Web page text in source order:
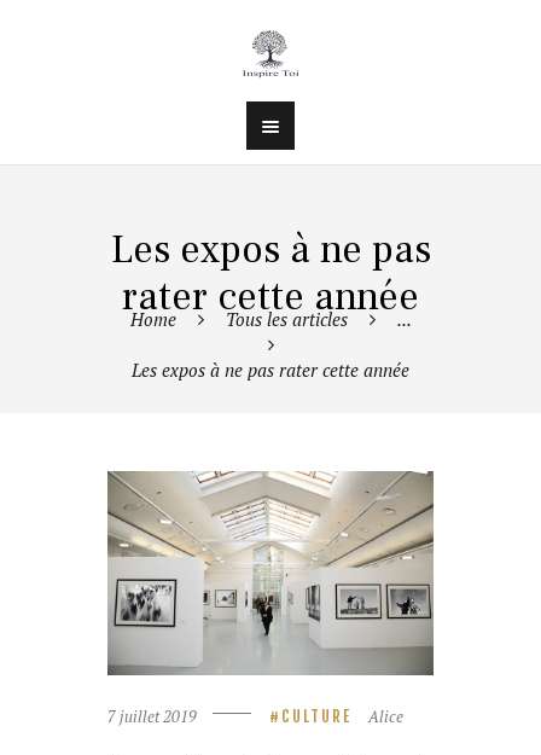
Les expos à ne pas
rater cette année
Home Tous les articles ...
Les expos à ne pas rater cette année
7 juillet 2019 CULTURE Alice